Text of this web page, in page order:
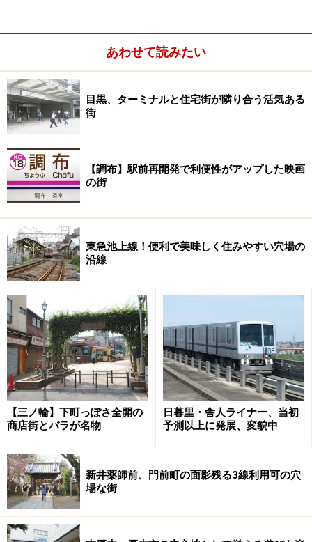
だが、誕生時、この路線の将来はどちらかといえば悲観
されていた。途中に日暮里、西日暮里という山手線駅は
あるものの、バス路線の代替である。しかも、見沼代親
水公園でぶつりと終わり、どこにも繋がっていない。地
元の足としては役に立つだろうが、それ以外の人を呼び
込む力にはなり得ないのではないか。多くの人がそう考
えたのである。
だが、予想は裏切られた。当初、都では1日の乗客者数
を5万1000人と予想していたが、開業から6年後の2014
年度には1日の平均利用者数は7万人を突破。特に平日朝
の通勤時間帯に乗客が集中、2015年度の朝の通勤時間帯
の混雑率（赤土小学校前→西日暮里）は183％。これは
京浜東北線や東海道線などとほぼ同じ込み具合である。
2017年5月10日から投入される新型車両（東京都交通局ホー
ムページから）
そのため、東京都交通局では何度かに渡って輸送力増
あわせて読みたい
目黒、ターミナルと住宅街が隣り合う活気ある
街
【調布】駅前再開発で利便性がアップした映画
の街
東急池上線！便利で美味しく住みやすい穴場の
沿線
【三ノ輪】下町っぽさ全開の
商店街とバラが名物
日暮里・舎人ライナー、当初
予測以上に発展、変貌中
新井薬師前、門前町の面影残る3線利用可の穴
場な街